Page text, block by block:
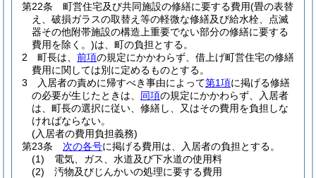
第22条
町営住宅及び共同施設の修繕に要する費用(畳の表替
え、破損ガラスの取替え等の軽微な修繕及び給水栓、点滅
器その他附帯施設の構造上重要でない部分の修繕に要する
費用を除く。)は、町の負担とする。
2
町長は、 前項の規定にかかわらず、借上げ町営住宅の修繕
費用に関しては別に定めるものとする。
3
入居者の責めに帰すべき事由によって第1項に掲げる修繕
の必要が生じたときは、 同項の規定にかかわらず、入居者
は、町長の選択に従い、修繕し、又はその費用を負担しな
ければならない。
(入居者の費用負担義務)
第23条
次の各号に掲げる費用は、入居者の負担とする。
(1)
電気、ガス、水道及び下水道の使用料
(2)
汚物及びじんかいの処理に要する費用